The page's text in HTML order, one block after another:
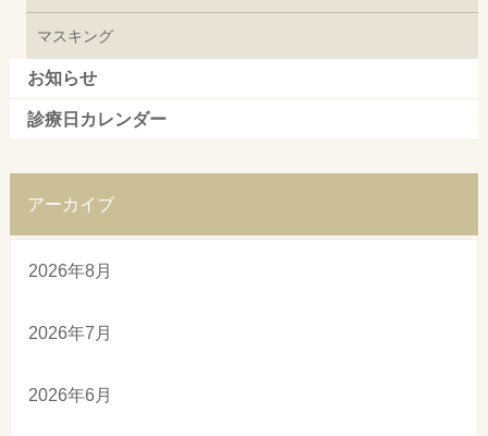
マスキング
お知らせ
診療日カレンダー
アーカイブ
2026年8月
2026年7月
2026年6月